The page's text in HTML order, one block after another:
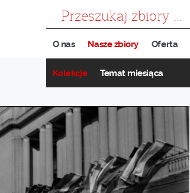
O nas Nasze zbiory
Kolekcje Temat miesiąca
Oferta